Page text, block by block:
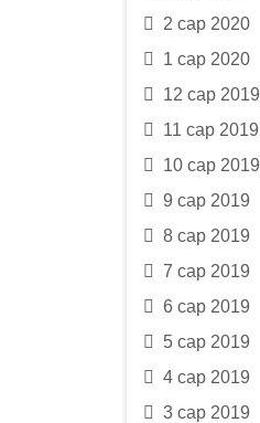
2 сар 2020
1 сар 2020
12 сар 2019
11 сар 2019
10 сар 2019
9 сар 2019
8 сар 2019
7 сар 2019
6 сар 2019
5 сар 2019
4 сар 2019
3 сар 2019